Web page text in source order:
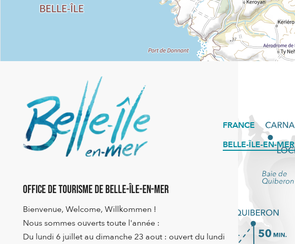
Office de Tourisme de Belle-Île-en-Mer
Bienvenue, Welcome, Willkommen !
Nous sommes ouverts toute l'année :
Du lundi 6 juillet au dimanche 23 aout : ouvert du lundi
FRANCE
BELLE-ÎLE-EN-MER